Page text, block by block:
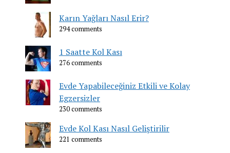
Karın Yağları Nasıl Erir?
294 comments
1 Saatte Kol Kası
276 comments
Evde Yapabileceğiniz Etkili ve Kolay
Egzersizler
230 comments
Evde Kol Kası Nasıl Geliştirilir
221 comments